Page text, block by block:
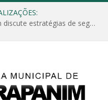
Câmara Municipal de Marapanim discute estratégias de segurança com autoridades e poder executivo